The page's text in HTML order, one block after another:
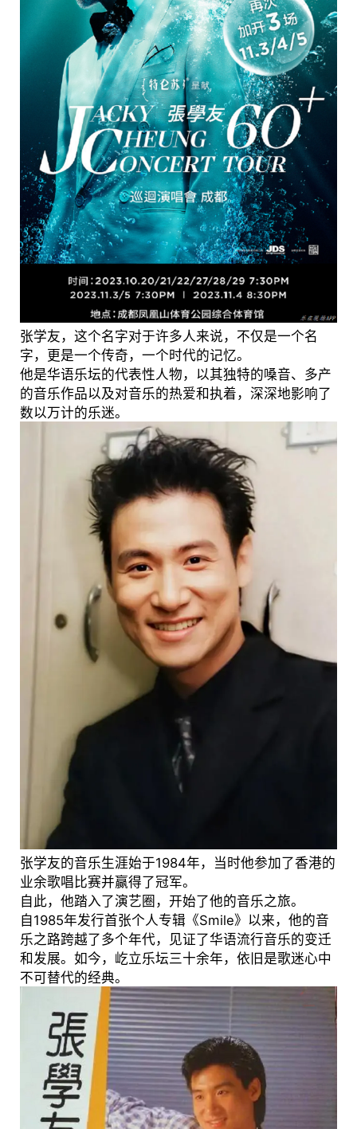
张学友，这个名字对于许多人来说，不仅是一个名
字，更是一个传奇，一个时代的记忆。
他是华语乐坛的代表性人物，以其独特的嗓音、多产
的音乐作品以及对音乐的热爱和执着，深深地影响了
数以万计的乐迷。
张学友的音乐生涯始于1984年，当时他参加了香港的
业余歌唱比赛并赢得了冠军。
自此，他踏入了演艺圈，开始了他的音乐之旅。
自1985年发行首张个人专辑《Smile》以来，他的音
乐之路跨越了多个年代，见证了华语流行音乐的变迁
和发展。如今，屹立乐坛三十余年，依旧是歌迷心中
不可替代的经典。